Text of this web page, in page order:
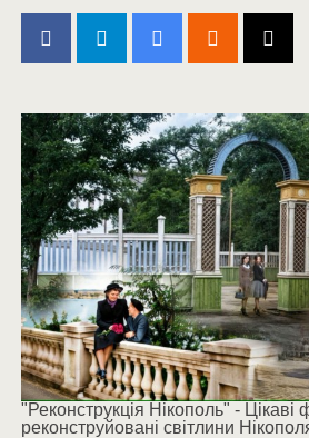
"Реконструкція Нікополь" - Цікаві
реконструйовані світлини